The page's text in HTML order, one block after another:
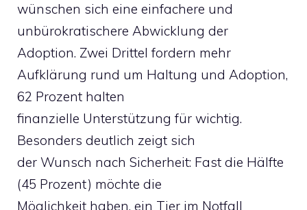
wünschen sich eine einfachere und
unbürokratischere Abwicklung der
Adoption. Zwei Drittel fordern mehr
Aufklärung rund um Haltung und Adoption,
62 Prozent halten
finanzielle Unterstützung für wichtig.
Besonders deutlich zeigt sich
der Wunsch nach Sicherheit: Fast die Hälfte
(45 Prozent) möchte die
Möglichkeit haben, ein Tier im Notfall